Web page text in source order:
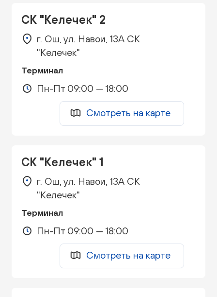
СК "Келечек" 2
г. Ош, ул. Навои, 13А СК
"Келечек"
Терминал
Пн-Пт 09:00 — 18:00
Смотреть на карте
СК "Келечек" 1
г. Ош, ул. Навои, 13А СК
"Келечек"
Терминал
Пн-Пт 09:00 — 18:00
Смотреть на карте